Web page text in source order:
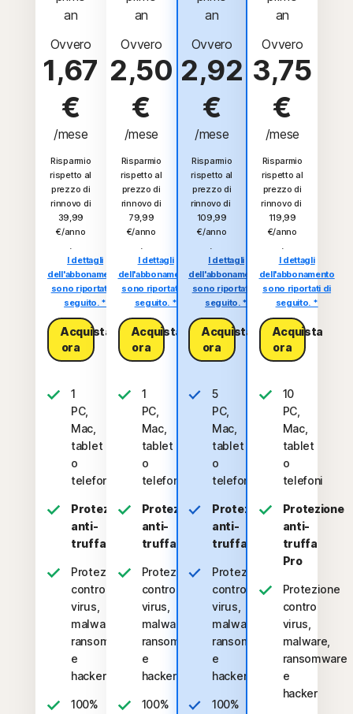
an
Ovvero
1,67
€
/mese
Risparmio
rispetto al
prezzo di
rinnovo di
39,99
€/anno
.
I dettagli
dell'abbonamento
sono riportati di
seguito. *
Acquista
ora
1
PC,
Mac,
tablet
o
telefono
Protezione
anti-
truffa
Protezione
contro
virus,
malware,
ransomware
e
hacker
100%
an
Ovvero
2,50
€
/mese
Risparmio
rispetto al
prezzo di
rinnovo di
79,99
€/anno
.
I dettagli
dell'abbonamento
sono riportati di
seguito. *
Acquista
ora
1
PC,
Mac,
tablet
o
telefono
Protezione
anti-
truffa
Protezione
contro
virus,
malware,
ransomware
e
hacker
100%
an
Ovvero
2,92
€
/mese
Risparmio
rispetto al
prezzo di
rinnovo di
109,99
€/anno
.
I dettagli
dell'abbonamento
sono riportati di
seguito. *
Acquista
ora
5
PC,
Mac,
tablet
o
telefoni
Protezione
anti-
truffa
Protezione
contro
virus,
malware,
ransomware
e
hacker
100%
an
Ovvero
3,75
€
/mese
Risparmio
rispetto al
prezzo di
rinnovo di
119,99
€/anno
.
I dettagli
dell'abbonamento
sono riportati di
seguito. *
Acquista
ora
10
PC,
Mac,
tablet
o
telefoni
Protezione
anti-
truffa
Pro
Protezione
contro
virus,
malware,
ransomware
e
hacker